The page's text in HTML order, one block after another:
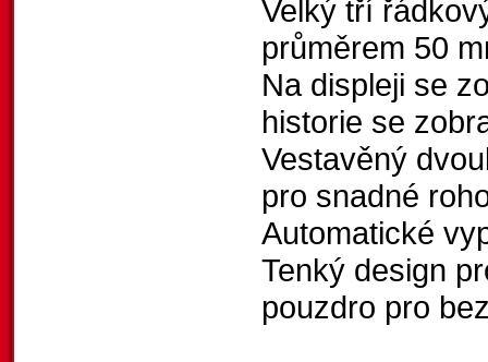
Velký tří
průměrem 50
Na displeji se
historie se
Vestavěný
pro snadné
Automatické
Tenký design
pouzdro pro